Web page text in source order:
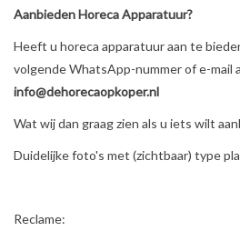
Aanbieden Horeca Apparatuur?
Heeft u horeca apparatuur aan te
volgende WhatsApp-nummer of e-mail
info@dehorecaopkoper.nl
Wat wij dan graag zien als u iets wilt
Duidelijke foto's met (zichtbaar) type
Reclame: